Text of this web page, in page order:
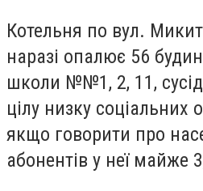
Котельня по вул.
наразі опалює 56
школи №№1, 2, 11,
цілу низку соціальних
якщо говорити про
абонентів у неї майже